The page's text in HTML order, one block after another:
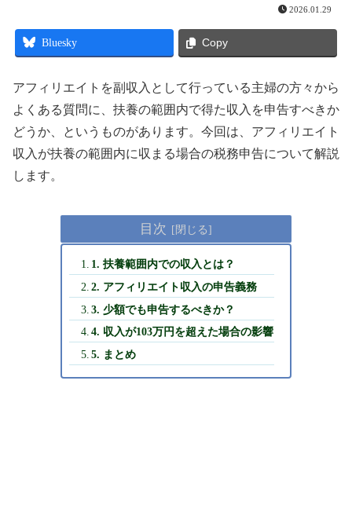
2026.01.29
Bluesky Copy
アフィリエイトを副収入として行っている主婦の方々から
よくある質問に、扶養の範囲内で得た収入を申告すべきか
どうか、というものがあります。今回は、アフィリエイト
収入が扶養の範囲内に収まる場合の税務申告について解説
します。
目次
1. 扶養範囲内での収入とは？
2. アフィリエイト収入の申告義務
3. 少額でも申告するべきか？
4. 収入が103万円を超えた場合の影響
5. まとめ